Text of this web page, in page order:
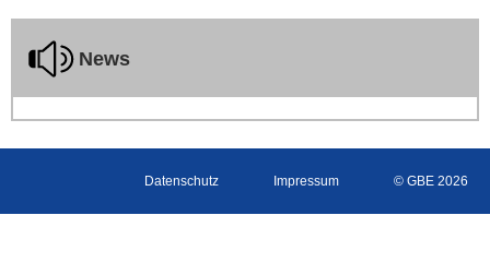
News
Datenschutz Impressum © GBE 2026